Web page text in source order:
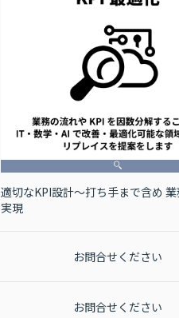
適切なKPI設計～打ち手まで含め
実現
お問合せください
お問合せください